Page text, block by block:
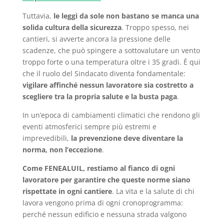
Tuttavia, le leggi da sole non bastano se manca una
solida cultura della sicurezza. Troppo spesso, nei
cantieri, si avverte ancora la pressione delle
scadenze, che può spingere a sottovalutare un vento
troppo forte o una temperatura oltre i 35 gradi. È qui
che il ruolo del Sindacato diventa fondamentale:
vigilare affinché nessun lavoratore sia costretto a
scegliere tra la propria salute e la busta paga.
In un’epoca di cambiamenti climatici che rendono gli
eventi atmosferici sempre più estremi e
imprevedibili, la prevenzione deve diventare la
norma, non l’eccezione.
Come FENEALUIL, restiamo al fianco di ogni
lavoratore per garantire che queste norme siano
rispettate in ogni cantiere. La vita e la salute di chi
lavora vengono prima di ogni cronoprogramma:
perché nessun edificio e nessuna strada valgono